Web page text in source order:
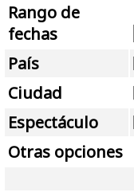
Rango de
fechas
País
Ciudad
Espectáculo
Otras opciones